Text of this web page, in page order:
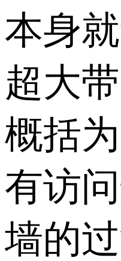
本身
超大
概括
有访
墙的